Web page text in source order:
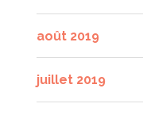
août 2019
juillet 2019